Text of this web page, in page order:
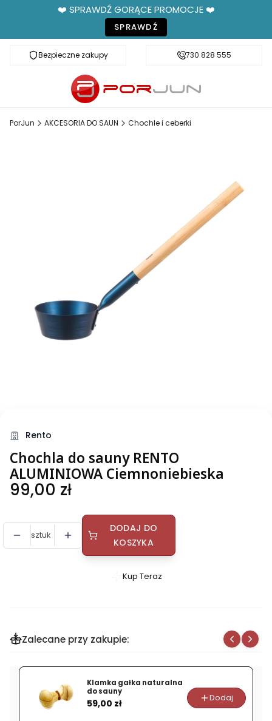
❤️ SPRAWDŹ GORĄCE PROMOCJE ❤️
SPRAWDŹ
Bezpieczne zakupy Fachowe doradztwo
730 828 555
PorJun AKCESORIA DO SAUN Chochle i ceberki
Rento
Chochla do sauny RENTO
ALUMINIOWA Ciemnoniebieska
Cena
99,00 zł
sztuk
DODAJ DO
KOSZYKA
Szybki
sauny
RENTO
Kup Teraz
Zalecane przy zakupie:
Klamka gałka naturalna
do sauny
Cena
59,00 zł Dodaj